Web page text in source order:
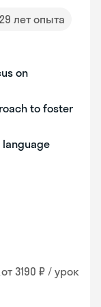
29 лет опыта
on
to foster
language
от 3190 ₽ / урок